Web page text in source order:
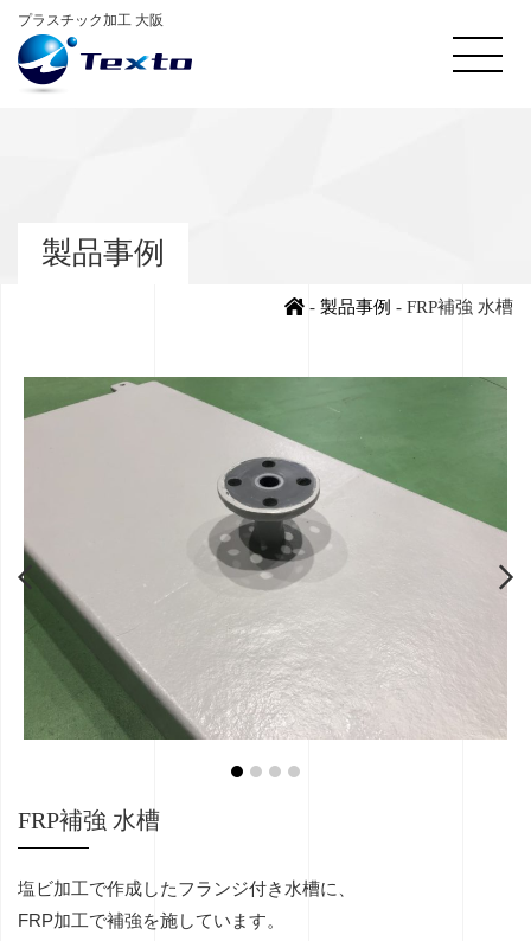
プラスチック加工 大阪
製品事例
- 製品事例 - FRP補強 水槽
FRP補強 水槽
塩ビ加工で作成したフランジ付き水槽に、
FRP加工で補強を施しています。